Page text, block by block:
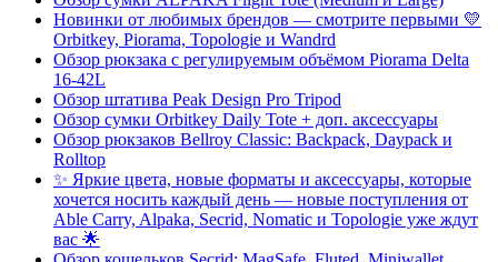
Новинки от любимых брендов — смотрите первыми 💛
Orbitkey, Piorama, Topologie и Wandrd
Обзор рюкзака с регулируемым объёмом Piorama Delta
16-42L
Обзор штатива Peak Design Pro Tripod
Обзор сумки Orbitkey Daily Tote + доп. аксессуары
Обзор рюкзаков Bellroy Classic: Backpack, Daypack и
Rolltop
✨ Яркие цвета, новые форматы и аксессуары, которые
хочется носить каждый день — новые поступления от
Able Carry, Alpaka, Secrid, Nomatic и Topologie уже ждут
вас 🌟